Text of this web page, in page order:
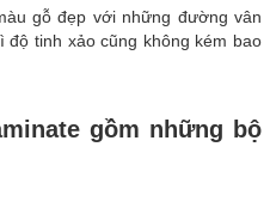
gỗ đẹp với những đường vân
tinh xảo cũng không kém bao
gồm những bộ